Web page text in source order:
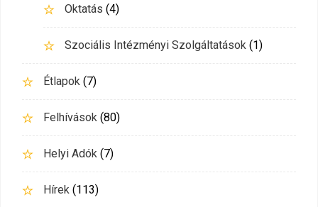
Oktatás (4)
Szociális Intézményi Szolgáltatások (1)
Étlapok (7)
Felhívások (80)
Helyi Adók (7)
Hírek (113)